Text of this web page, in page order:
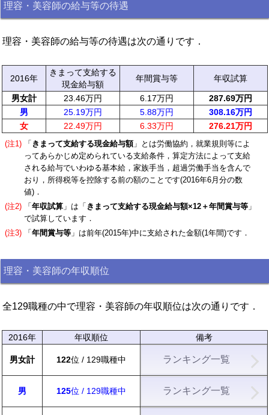
理容・美容師の給与等の待遇
理容・美容師の給与等の待遇は次の通りです．
2016年
きまって支給する
現金給与額
年間賞与等 年収試算
男女計 23.46万円 6.17万円
287.69万円
男
25.19万円 5.88万円
308.16万円
女
22.49万円 6.33万円 276.21万円
(注1) 「 きまって支給する現金給与額」とは労働協約，就業規則等によ
ってあらかじめ定められている支給条件，算定方法によって支給
される給与でいわゆる基本給，家族手当，超過労働手当を含んで
おり，所得税等を控除する前の額のことです(2016年6月分の数
値)．
(注2)
「 年収試算 」は「 きまって支給する現金給与額×12＋年間賞与等 」
で試算しています．
(注3)
「 年間賞与等 」は前年(2015年)中に支給された金額(1年間)です．
理容・美容師の年収順位
全129職種の中で理容・美容師の年収順位は次の通りです．
2016年 年収順位 備考
男女計 122位 / 129職種中 ランキング一覧
男 125位 / 129職種中 ランキング一覧